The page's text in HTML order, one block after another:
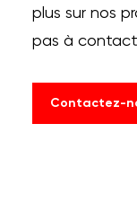
plus sur nos
pas à
Contactez-